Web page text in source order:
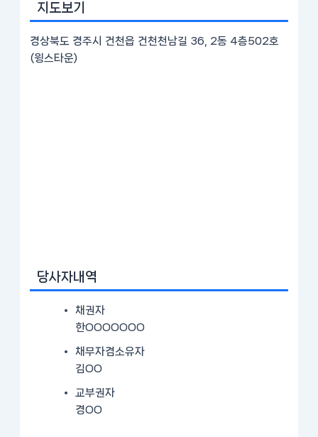
지도보기
경상북도 경주시 건천읍 건천천남길 36, 2동 4층502호
(윙스타운)
당사자내역
채권자
한OOOOOOO
채무자겸소유자
김OO
교부권자
경OO